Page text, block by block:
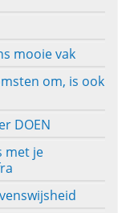
mooie vak
om, is ook
DOEN
met je